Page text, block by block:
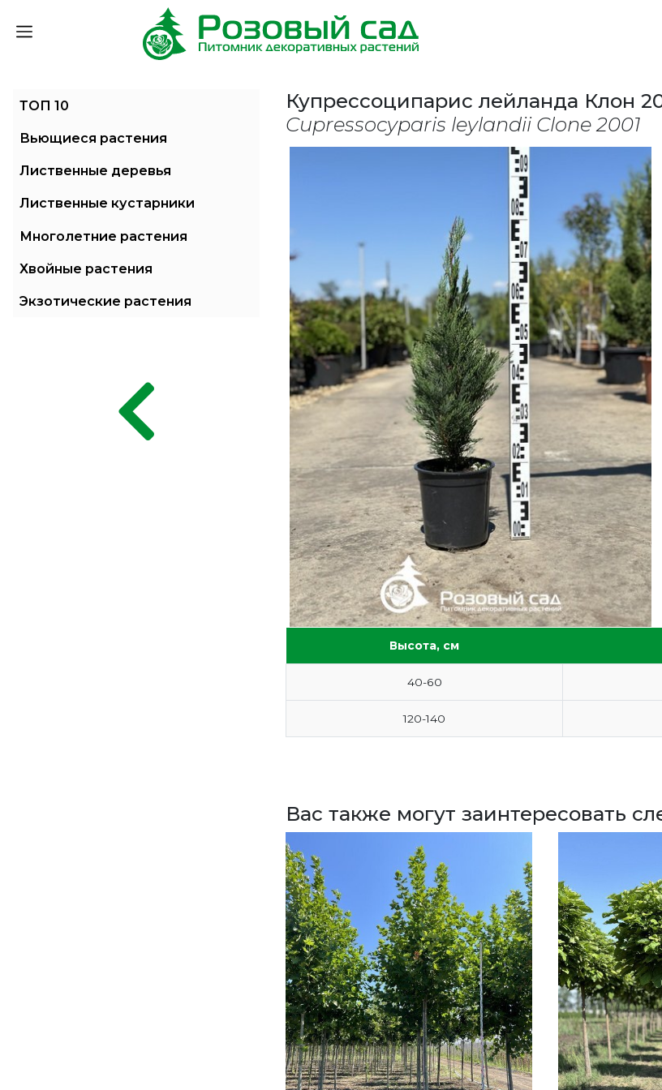
ТОП 10
Вьющиеся растения
Лиственные деревья
Лиственные кустарники
Многолетние растения
Хвойные растения
Экзотические растения
Купрессоципарис лейланда Клон
Cupressocyparis leylandii Clone 2001
Высота, см
40-60
120-140
Вас также могут заинтересовать